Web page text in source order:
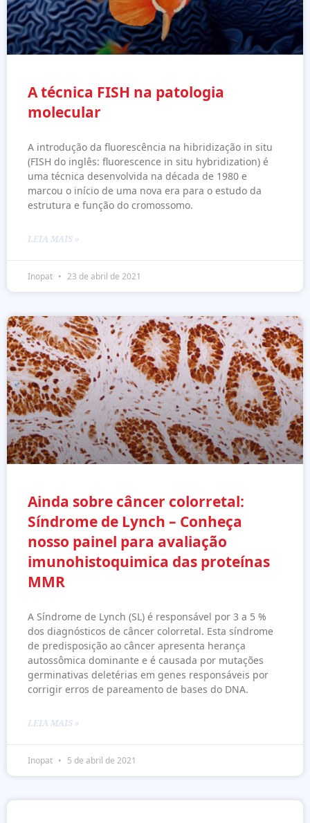
A técnica FISH na patologia
molecular
A introdução da fluorescência na hibridização in situ
(FISH do inglês: fluorescence in situ hybridization) é
uma técnica desenvolvida na década de 1980 e
marcou o início de uma nova era para o estudo da
estrutura e função do cromossomo.
LEIA MAIS »
Inopat 23 de abril de 2021
Ainda sobre câncer colorretal:
Síndrome de Lynch – Conheça
nosso painel para avaliação
imunohistoquimica das proteínas
MMR
A Síndrome de Lynch (SL) é responsável por 3 a 5 %
dos diagnósticos de câncer colorretal. Esta síndrome
de predisposição ao câncer apresenta herança
autossômica dominante e é causada por mutações
germinativas deletérias em genes responsáveis por
corrigir erros de pareamento de bases do DNA.
LEIA MAIS »
Inopat 5 de abril de 2021